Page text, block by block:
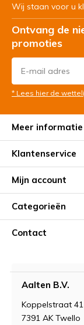
Wij staan voor u
Ontvang de
promoties
* Lees hier de
Meer informatie
Klantenservice
Mijn account
Categorieën
Contact
Aalten B.V.
Koppelstraat 41
7391 AK Twello